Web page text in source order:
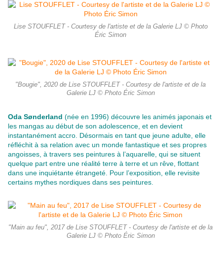
Lise STOUFFLET - Courtesy de l'artiste et de la Galerie LJ © Photo
Éric Simon
"Bougie", 2020 de Lise STOUFFLET - Courtesy de l'artiste et de la
Galerie LJ © Photo Éric Simon
Oda Sønderland (née en 1996) découvre les animés japonais et
les mangas au début de son adolescence, et en devient
instantanément accro. Désormais en tant que jeune adulte, elle
réfléchit à sa relation avec un monde fantastique et ses propres
angoisses, à travers ses peintures à l’aquarelle, qui se situent
quelque part entre une réalité terre à terre et un rêve, flottant
dans une inquiétante étrangeté. Pour l’exposition, elle revisite
certains mythes nordiques dans ses peintures.
"Main au feu", 2017 de Lise STOUFFLET - Courtesy de l'artiste et de la
Galerie LJ © Photo Éric Simon